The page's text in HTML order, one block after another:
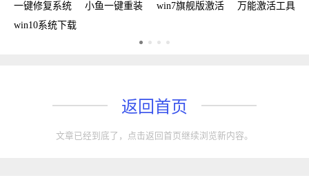
一键修复系统
小鱼一键重装 win7旗舰版激活
万能激活工具
win10系统下载
返回首页
文章已经到底了，点击返回首页继续浏览新内容。